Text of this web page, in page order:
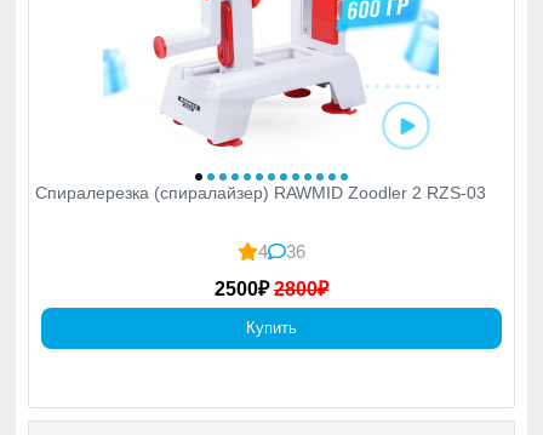
проводные. Моторы мощностью до 4 л. с. (2900
Спиралерезка (спиралайзер) RAWMID Zoodler 2 RZS-03
4
36
2500₽ 2800₽
Купить